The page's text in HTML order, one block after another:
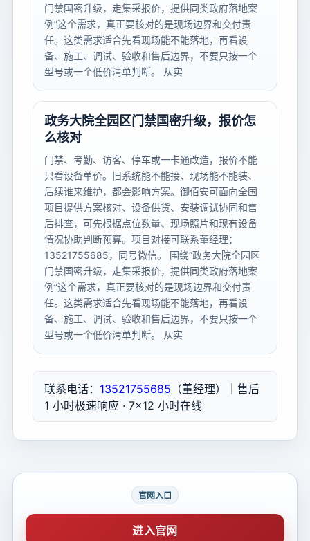
门禁国密升级，走集采报价，提供同类政府落地案
例”这个需求，真正要核对的是现场边界和交付责
任。这类需求适合先看现场能不能落地，再看设
备、施工、调试、验收和售后边界，不要只按一个
型号或一个低价清单判断。 从实
政务大院全园区门禁国密升级，报价怎
么核对
门禁、考勤、访客、停车或一卡通改造，报价不能
只看设备单价。旧系统能不能接、现场能不能装、
后续谁来维护，都会影响方案。御佰安可面向全国
项目提供方案核对、设备供货、安装调试协同和售
后排查，可先根据点位数量、现场照片和现有设备
情况协助判断预算。项目对接可联系董经理：
13521755685，同号微信。 围绕“政务大院全园区
门禁国密升级，走集采报价，提供同类政府落地案
例”这个需求，真正要核对的是现场边界和交付责
任。这类需求适合先看现场能不能落地，再看设
备、施工、调试、验收和售后边界，不要只按一个
型号或一个低价清单判断。 从实
联系电话： 13521755685 （董经理）｜售后
1 小时极速响应 · 7×12 小时在线
官网入口
进入官网